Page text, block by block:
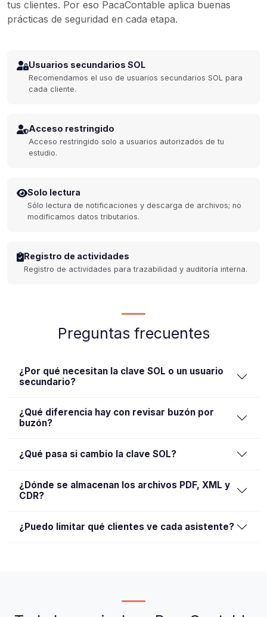
tus clientes. Por eso PacaContable aplica buenas
prácticas de seguridad en cada etapa.
Usuarios secundarios SOL
Recomendamos el uso de usuarios secundarios SOL para
cada cliente.
Acceso restringido
Acceso restringido solo a usuarios autorizados de tu
estudio.
Solo lectura
Sólo lectura de notificaciones y descarga de archivos; no
modificamos datos tributarios.
Registro de actividades
Registro de actividades para trazabilidad y auditoría interna.
Preguntas frecuentes
¿Por qué necesitan la clave SOL o un usuario
secundario?
¿Qué diferencia hay con revisar buzón por
buzón?
¿Qué pasa si cambio la clave SOL?
¿Dónde se almacenan los archivos PDF, XML y
CDR?
¿Puedo limitar qué clientes ve cada asistente?